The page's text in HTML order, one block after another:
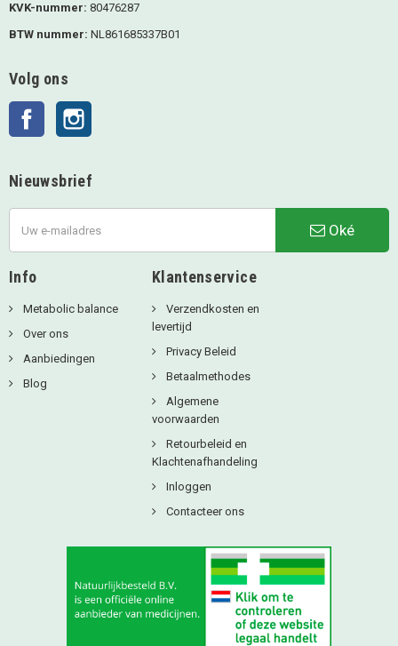
KVK-nummer: 80476287
BTW nummer: NL861685337B01
Volg ons
Facebook
Nieuwsbrief
Oké
Info
Metabolic balance
Over ons
Aanbiedingen
Blog
Klantenservice
Verzendkosten en
levertijd
Privacy Beleid
Betaalmethodes
Algemene
voorwaarden
Retourbeleid en
Klachtenafhandeling
Inloggen
Contacteer ons